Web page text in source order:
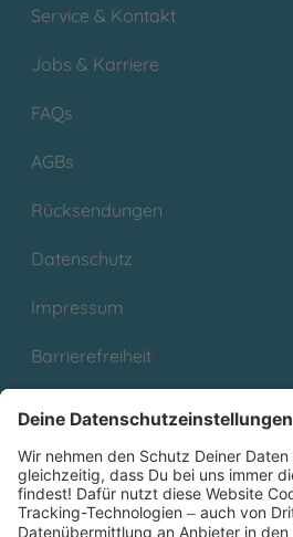
Service & Kontakt
Jobs & Karriere
FAQs
AGBs
Rücksendungen
Datenschutz
Impressum
Barrierefreiheit
Partnerprogramm (Affiliate)